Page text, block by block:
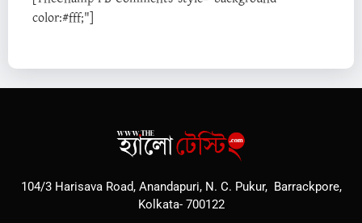
color:#fff;"]
104/3 Harisava Road, Anandapuri, N. C. Pukur, Barrackpore,
Kolkata- 700122